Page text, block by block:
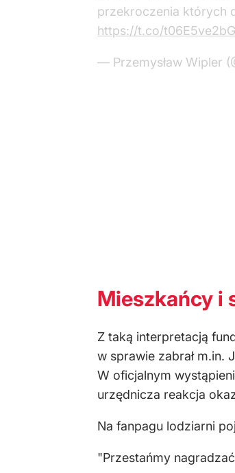
przekroczenia których
https://t.co/t06E5ve2bG
— Przemysław Wipler
Mieszkańcy i
Z taką interpretacją
w sprawie zabrał m.in.
W oficjalnym
urzędnicza reakcja
Na fanpagu lodziarni
"Przestańmy